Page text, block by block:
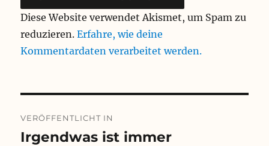
Diese Website verwendet Akismet, um Spam zu
reduzieren.Erfahre, wie deine
Kommentardaten verarbeitet werden.
VERÖFFENTLICHT IN
Irgendwas ist immer